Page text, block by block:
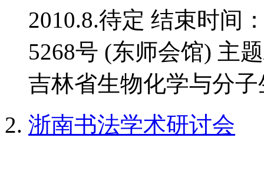
2010.8.待定 结束时间
5268号 (东师会馆) 主
吉林省生物化学与分
浙南书法学术研讨会